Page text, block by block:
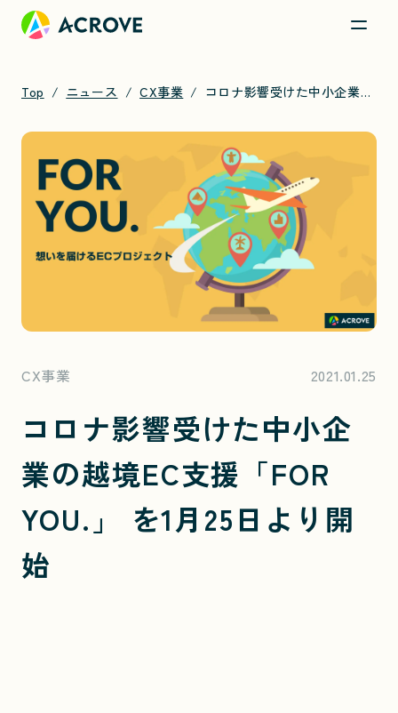
Top ニュース CX事業 コロナ影響受けた中小企業の越境EC支援「FOR YOU.」 を1月25日より開始
CX事業 2021.01.25
コロナ影響受けた中小企
業の越境EC支援「FOR
YOU.」 を1月25日より開
始